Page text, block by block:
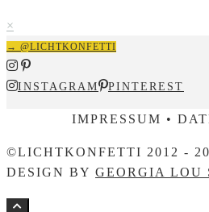
×
→ @LICHTKONFETTI
INSTAGRAM PINTEREST
IMPRESSUM •
©LICHTKONFETTI 2012 -
DESIGN BY GEORGIA LOU